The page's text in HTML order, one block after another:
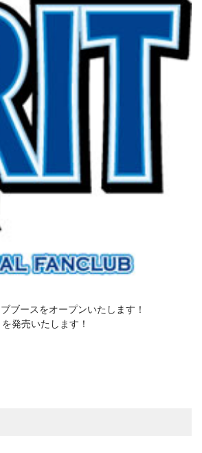
ブースをオープンいたします！
発売いたします！